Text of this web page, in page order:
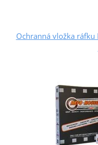
Ochranná vložka ráfku